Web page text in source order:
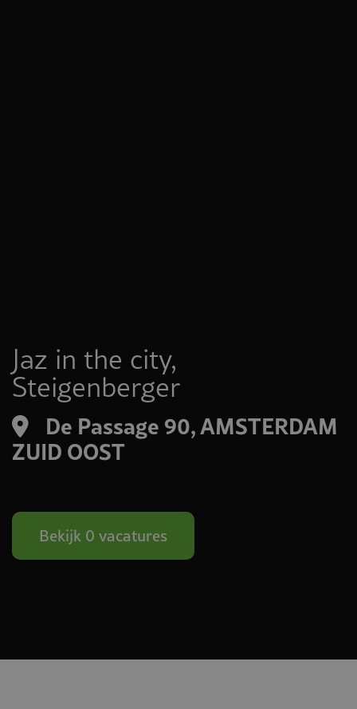
Jaz in the city,
Steigenberger
De Passage 90, AMSTERDAM
ZUID OOST
Bekijk 0 vacatures